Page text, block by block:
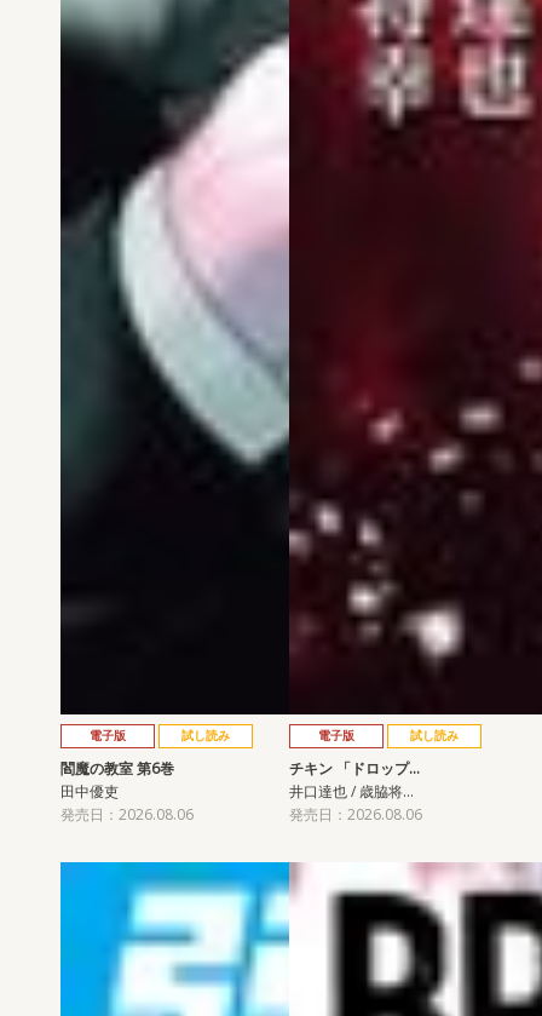
電子版 試し読み
閻魔の教室 第6巻
田中優吏
発売日：2026.08.06
電子版 試し読み
チキン 「ドロップ…
井口達也 / 歳脇将…
発売日：2026.08.06